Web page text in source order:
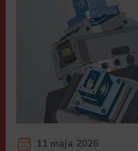
11 maja 2026